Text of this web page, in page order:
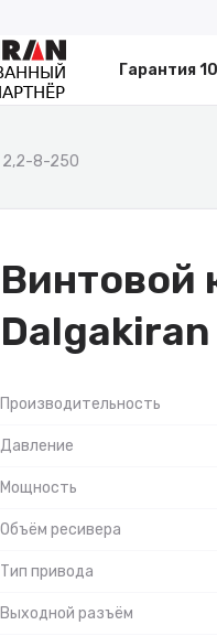
Гарантия
2,2-8-250
Винтовой
Производительность
Давление
Мощность
Объём ресивера
Тип привода
Выходной разъём